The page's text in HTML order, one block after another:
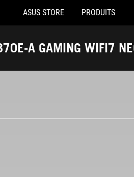
ASUS STORE PRODUITS
A GAMING WIFI7